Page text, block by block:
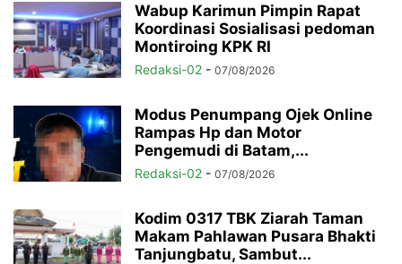
Wabup Karimun Pimpin Rapat
Koordinasi Sosialisasi pedoman
Montiroing KPK RI
Redaksi-02 - 07/08/2026
Modus Penumpang Ojek Online
Rampas Hp dan Motor
Pengemudi di Batam,...
Redaksi-02 - 07/08/2026
Kodim 0317 TBK Ziarah Taman
Makam Pahlawan Pusara Bhakti
Tanjungbatu, Sambut...